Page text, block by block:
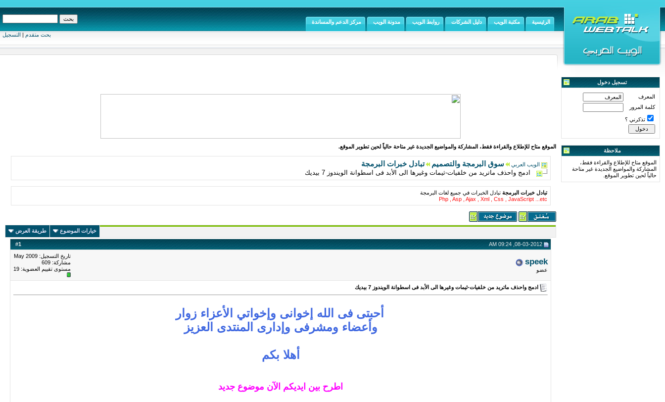
بحث متقدم | التسجيل
الرئيسية مكتبة الويب دليل الشركات روابط الويب مدونة الويب مركز الدعم والمساندة
تسجيل دخول
المعرف
كلمة المرور
تذكرني ؟
ملاحظة
الموقع متاح للإطلاع والقراءة فقط،
المشاركة والمواضيع الجديدة غير متاحة
حالياً لحين تطوير الموقع.
الموقع متاح للإطلاع والقراءة فقط، المشاركة والمواضيع الجديدة غير متاحة حالياً لحين تطوير الموقع.
الويب العربي سوق البرمجة والتصميم تبادل خبرات البرمجة
ادمج واحذف ماتريد من خلفيات-ثيمات وغيرها الى الأبد فى اسطوانة الويندوز 7 بيديك
تبادل خبرات البرمجة تبادل الخبرات في جميع لغات البرمجة
Php , Asp , Ajax , Xml , Css , JavaScript ...etc
خيارات الموضوع طريقة العرض
#1
speek
عضو
تاريخ التسجيل: May 2009
مشاركة: 609
مستوى تقييم العضوية: 19
ادمج واحذف ماتريد من خلفيات-ثيمات وغيرها الى الأبد فى اسطوانة الويندوز 7 بيديك
أحبتى فى الله إخوانى وإخواتي الأعزاء زوار
وأعضاء ومشرفى وإدارى المنتدى العزيز
أهلا بكم
اطرح بين ايديكم الآن موضوع جديد